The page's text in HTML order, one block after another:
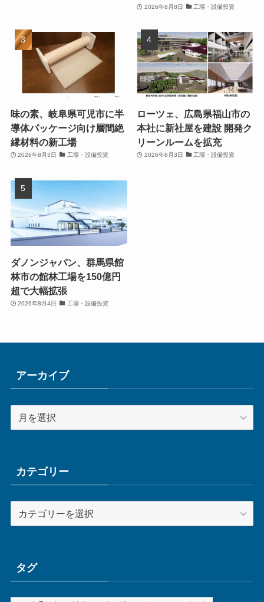
2026年8月8日 工場・設備投資
味の素、岐阜県可児市に半
導体パッケージ向け層間絶
縁材料の新工場
2026年8月3日 工場・設備投資
ローツェ、広島県福山市の
本社に新社屋を建設 開発ク
リーンルームを拡充
2026年8月3日 工場・設備投資
ダノンジャパン、群馬県館
林市の館林工場を150億円
超で大幅拡張
2026年8月4日 工場・設備投資
アーカイブ
ブカテゴリー
テ
ータグ